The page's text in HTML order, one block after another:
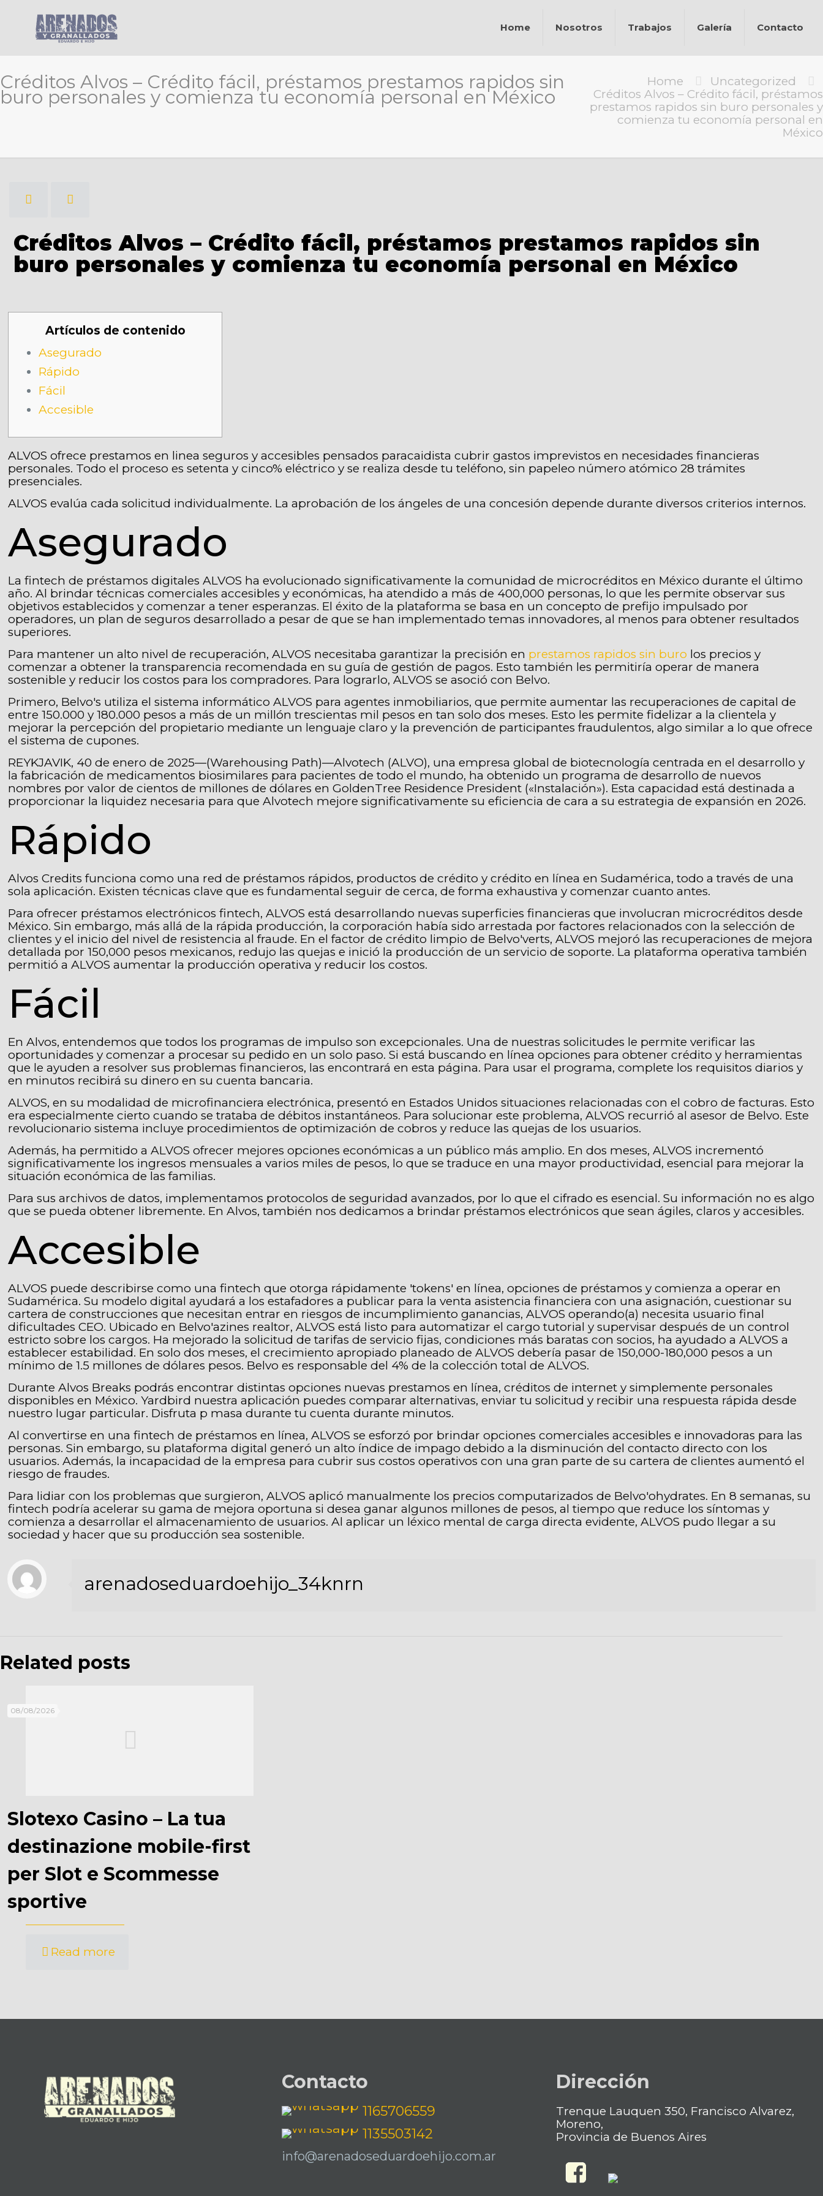
Home Nosotros Trabajos Galería Contacto
Créditos Alvos – Crédito fácil, préstamos prestamos rapidos sin
buro personales y comienza tu economía personal en México
Home
Uncategorized
Créditos Alvos – Crédito fácil, préstamos
prestamos rapidos sin buro personales y
comienza tu economía personal en
México
Créditos Alvos – Crédito fácil, préstamos prestamos rapidos sin
buro personales y comienza tu economía personal en México
Artículos de contenido
Asegurado
Rápido
Fácil
Accesible
ALVOS ofrece prestamos en linea seguros y accesibles pensados ​​paracaidista cubrir gastos imprevistos en necesidades financieras
personales. Todo el proceso es setenta y cinco% eléctrico y se realiza desde tu teléfono, sin papeleo número atómico 28 trámites
presenciales.
ALVOS evalúa cada solicitud individualmente. La aprobación de los ángeles de una concesión depende durante diversos criterios internos.
Asegurado
La fintech de préstamos digitales ALVOS ha evolucionado significativamente la comunidad de microcréditos en México durante el último
año. Al brindar técnicas comerciales accesibles y económicas, ha atendido a más de 400,000 personas, lo que les permite observar sus
objetivos establecidos y comenzar a tener esperanzas. El éxito de la plataforma se basa en un concepto de prefijo impulsado por
operadores, un plan de seguros desarrollado a pesar de que se han implementado temas innovadores, al menos para obtener resultados
superiores.
Para mantener un alto nivel de recuperación, ALVOS necesitaba garantizar la precisión en prestamos rapidos sin buro los precios y
comenzar a obtener la transparencia recomendada en su guía de gestión de pagos. Esto también les permitiría operar de manera
sostenible y reducir los costos para los compradores. Para lograrlo, ALVOS se asoció con Belvo.
Primero, Belvo's utiliza el sistema informático ALVOS para agentes inmobiliarios, que permite aumentar las recuperaciones de capital de
entre 150.000 y 180.000 pesos a más de un millón trescientas mil pesos en tan solo dos meses. Esto les permite fidelizar a la clientela y
mejorar la percepción del propietario mediante un lenguaje claro y la prevención de participantes fraudulentos, algo similar a lo que ofrece
el sistema de cupones.
REYKJAVIK, 40 de enero de 2025—(Warehousing Path)—Alvotech (ALVO), una empresa global de biotecnología centrada en el desarrollo y
la fabricación de medicamentos biosimilares para pacientes de todo el mundo, ha obtenido un programa de desarrollo de nuevos
nombres por valor de cientos de millones de dólares en GoldenTree Residence President («Instalación»). Esta capacidad está destinada a
proporcionar la liquidez necesaria para que Alvotech mejore significativamente su eficiencia de cara a su estrategia de expansión en 2026.
Rápido
Alvos Credits funciona como una red de préstamos rápidos, productos de crédito y crédito en línea en Sudamérica, todo a través de una
sola aplicación. Existen técnicas clave que es fundamental seguir de cerca, de forma exhaustiva y comenzar cuanto antes.
Para ofrecer préstamos electrónicos fintech, ALVOS está desarrollando nuevas superficies financieras que involucran microcréditos desde
México. Sin embargo, más allá de la rápida producción, la corporación había sido arrestada por factores relacionados con la selección de
clientes y el inicio del nivel de resistencia al fraude. En el factor de crédito limpio de Belvo'verts, ALVOS mejoró las recuperaciones de mejora
detallada por 150,000 pesos mexicanos, redujo las quejas e inició la producción de un servicio de soporte. La plataforma operativa también
permitió a ALVOS aumentar la producción operativa y reducir los costos.
Fácil
En Alvos, entendemos que todos los programas de impulso son excepcionales. Una de nuestras solicitudes le permite verificar las
oportunidades y comenzar a procesar su pedido en un solo paso. Si está buscando en línea opciones para obtener crédito y herramientas
que le ayuden a resolver sus problemas financieros, las encontrará en esta página. Para usar el programa, complete los requisitos diarios y
en minutos recibirá su dinero en su cuenta bancaria.
ALVOS, en su modalidad de microfinanciera electrónica, presentó en Estados Unidos situaciones relacionadas con el cobro de facturas. Esto
era especialmente cierto cuando se trataba de débitos instantáneos. Para solucionar este problema, ALVOS recurrió al asesor de Belvo. Este
revolucionario sistema incluye procedimientos de optimización de cobros y reduce las quejas de los usuarios.
Además, ha permitido a ALVOS ofrecer mejores opciones económicas a un público más amplio. En dos meses, ALVOS incrementó
significativamente los ingresos mensuales a varios miles de pesos, lo que se traduce en una mayor productividad, esencial para mejorar la
situación económica de las familias.
Para sus archivos de datos, implementamos protocolos de seguridad avanzados, por lo que el cifrado es esencial. Su información no es algo
que se pueda obtener libremente. En Alvos, también nos dedicamos a brindar préstamos electrónicos que sean ágiles, claros y accesibles.
Accesible
ALVOS puede describirse como una fintech que otorga rápidamente 'tokens' en línea, opciones de préstamos y comienza a operar en
Sudamérica. Su modelo digital ayudará a los estafadores a publicar para la venta asistencia financiera con una asignación, cuestionar su
cartera de construcciones que necesitan entrar en riesgos de incumplimiento ganancias, ALVOS operando(a) necesita usuario final
dificultades CEO. Ubicado en Belvo'azines realtor, ALVOS está listo para automatizar el cargo tutorial y supervisar después de un control
estricto sobre los cargos. Ha mejorado la solicitud de tarifas de servicio fijas, condiciones más baratas con socios, ha ayudado a ALVOS a
establecer estabilidad. En solo dos meses, el crecimiento apropiado planeado de ALVOS debería pasar de 150,000-180,000 pesos a un
mínimo de 1.5 millones de dólares pesos. Belvo es responsable del 4% de la colección total de ALVOS.
Durante Alvos Breaks podrás encontrar distintas opciones nuevas prestamos en línea, créditos de internet y simplemente personales
disponibles en México. Yardbird nuestra aplicación puedes comparar alternativas, enviar tu solicitud y recibir una respuesta rápida desde
nuestro lugar particular. Disfruta p masa durante tu cuenta durante minutos.
Al convertirse en una fintech de préstamos en línea, ALVOS se esforzó por brindar opciones comerciales accesibles e innovadoras para las
personas. Sin embargo, su plataforma digital generó un alto índice de impago debido a la disminución del contacto directo con los
usuarios. Además, la incapacidad de la empresa para cubrir sus costos operativos con una gran parte de su cartera de clientes aumentó el
riesgo de fraudes.
Para lidiar con los problemas que surgieron, ALVOS aplicó manualmente los precios computarizados de Belvo'ohydrates. En 8 semanas, su
fintech podría acelerar su gama de mejora oportuna si desea ganar algunos millones de pesos, al tiempo que reduce los síntomas y
comienza a desarrollar el almacenamiento de usuarios. Al aplicar un léxico mental de carga directa evidente, ALVOS pudo llegar a su
sociedad y hacer que su producción sea sostenible.
arenadoseduardoehijo_34knrn
Related posts
08/08/2026
Slotexo Casino – La tua
destinazione mobile-first
per Slot e Scommesse
sportive
Read more
Contacto
1165706559
1135503142
info@arenadoseduardoehijo.com.ar
Dirección
Trenque Lauquen 350, Francisco Alvarez,
Moreno,
Provincia de Buenos Aires